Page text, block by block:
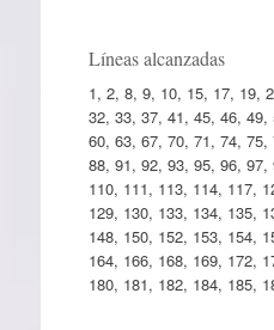
Líneas alcanzadas
1, 2, 8, 9, 10, 15, 17, 19,
32, 33, 37, 41, 45, 46,
60, 63, 67, 70, 71, 74,
88, 91, 92, 93, 95, 96,
110, 111, 113, 114, 117,
129, 130, 133, 134, 135,
148, 150, 152, 153, 154,
164, 166, 168, 169, 172,
180, 181, 182, 184, 185,